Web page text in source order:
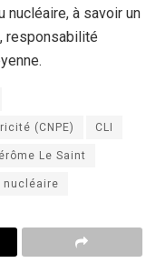
nucléaire, à savoir un
responsabilité
(CNPE)
CLI
Le Saint
nucléaire